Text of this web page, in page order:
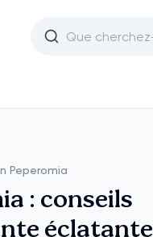
Peperomia
: conseils
éclatante